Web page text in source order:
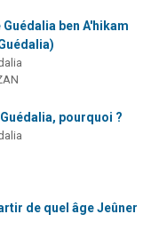
ben A'hikam
pourquoi ?
de quel âge Jeûner